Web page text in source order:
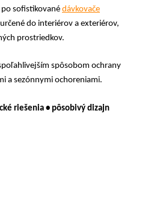
sofistikované dávkovače
do interiérov a exteriérov,
prostriedkov.
spôsobom ochrany
a sezónnymi ochoreniami.
riešenia • pôsobivý dizajn